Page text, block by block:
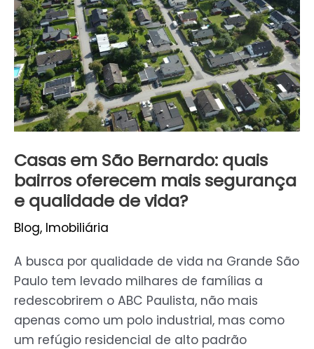
Casas em São Bernardo: quais
bairros oferecem mais segurança
e qualidade de vida?
Blog, Imobiliária
A busca por qualidade de vida na Grande São
Paulo tem levado milhares de famílias a
redescobrirem o ABC Paulista, não mais
apenas como um polo industrial, mas como
um refúgio residencial de alto padrão
Bernardo:
quais
bairros
oferecem
mais
segurança
e
de
vida?